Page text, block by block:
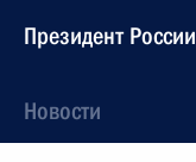
Президент России
Новости